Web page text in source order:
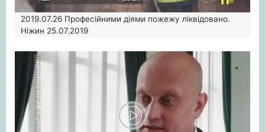
2019.07.26 Професійними діями пожежу ліквідовано.
Ніжин 25.07.2019